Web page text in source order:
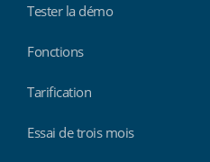
Tester la démo
Fonctions
Tarification
Essai de trois mois